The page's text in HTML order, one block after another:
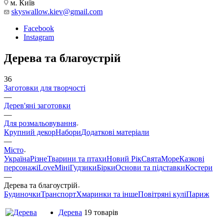
м. Київ
skyswallow.kiev@gmail.com
Facebook
Instagram
Дерева та благоустрій
36
Заготовки для творчості
—
Дерев'яні заготовки
—
Для розмальовування
Крупний декорНабориДодаткові матеріали
—
Місто
УкраїнаРізнеТварини та птахиНовий РікСвятаМореКазкові
персонажіLoveМініГудзикиБіркиОснови та підставкиКостери
—
Дерева та благоустрій
БудиночкиТранспортХмаринки та іншеПовітряні куліПариж
Дерева 19 товарів